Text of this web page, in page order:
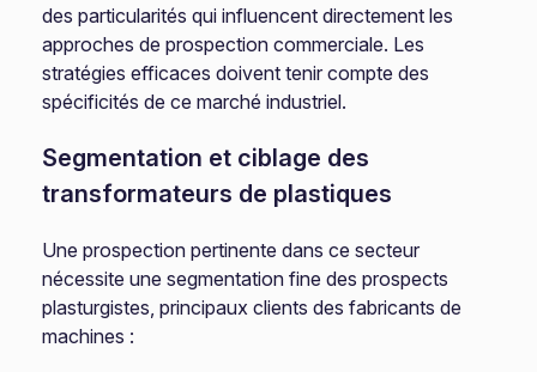
des particularités qui influencent directement les
approches de prospection commerciale. Les
stratégies efficaces doivent tenir compte des
spécificités de ce marché industriel.
Segmentation et ciblage des
transformateurs de plastiques
Une prospection pertinente dans ce secteur
nécessite une segmentation fine des prospects
plasturgistes, principaux clients des fabricants de
machines :